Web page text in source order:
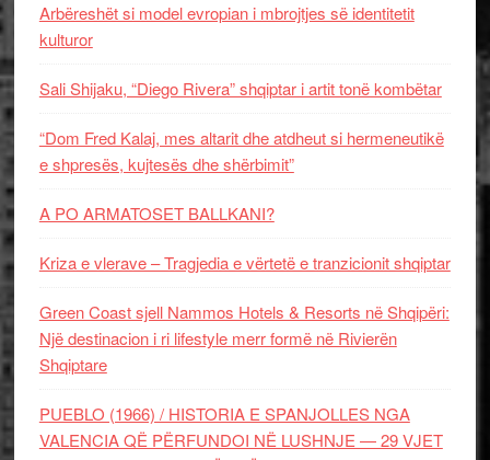
Arbëreshët si model evropian i mbrojtjes së identitetit
kulturor
Sali Shijaku, “Diego Rivera” shqiptar i artit tonë kombëtar
“Dom Fred Kalaj, mes altarit dhe atdheut si hermeneutikë
e shpresës, kujtesës dhe shërbimit”
A PO ARMATOSET BALLKANI?
Kriza e vlerave – Tragjedia e vërtetë e tranzicionit shqiptar
Green Coast sjell Nammos Hotels & Resorts në Shqipëri:
Një destinacion i ri lifestyle merr formë në Rivierën
Shqiptare
PUEBLO (1966) / HISTORIA E SPANJOLLES NGA
VALENCIA QË PËRFUNDOI NË LUSHNJE — 29 VJET